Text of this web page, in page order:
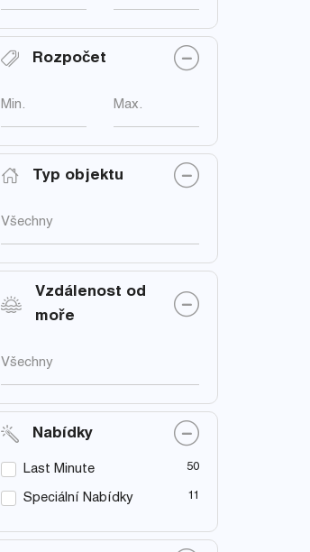
Rozpočet
Min. Max.
Typ objektu
Všechny
Vzdálenost od
moře
Všechny
Nabídky
Last Minute 50
Speciální Nabídky 11